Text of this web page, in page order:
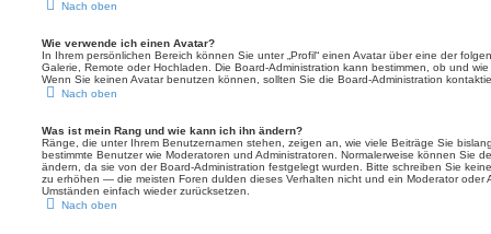
Nach oben
Wie verwende ich einen Avatar?
In Ihrem persönlichen Bereich können Sie unter „Profil“ einen Avatar über eine der
Galerie, Remote oder Hochladen. Die Board-Administration kann bestimmen, ob und
Wenn Sie keinen Avatar benutzen können, sollten Sie die Board-Administration
Nach oben
Was ist mein Rang und wie kann ich ihn ändern?
Ränge, die unter Ihrem Benutzernamen stehen, zeigen an, wie viele Beiträge Sie
bestimmte Benutzer wie Moderatoren und Administratoren. Normalerweise können Sie
ändern, da sie von der Board-Administration festgelegt wurden. Bitte schreiben Sie
zu erhöhen — die meisten Foren dulden dieses Verhalten nicht und ein Moderator oder
Umständen einfach wieder zurücksetzen.
Nach oben